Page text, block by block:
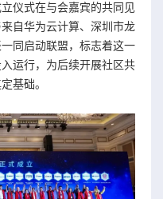
仪式在与会嘉宾的共同见
自华为云计算、深圳市龙
同启动联盟，标志着这一
运行，为后续开展社区共
基础。